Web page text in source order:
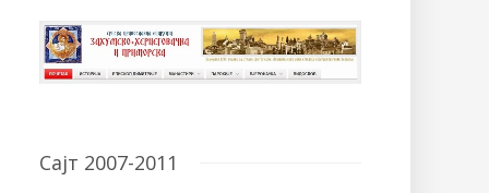
Сајт 2007-2011